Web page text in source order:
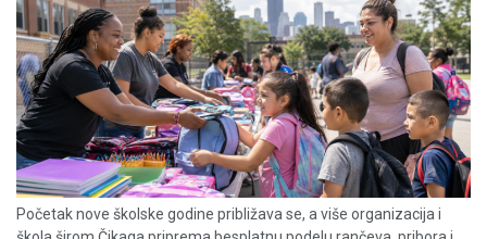
Početak nove školske godine približava se, a više organizacija i